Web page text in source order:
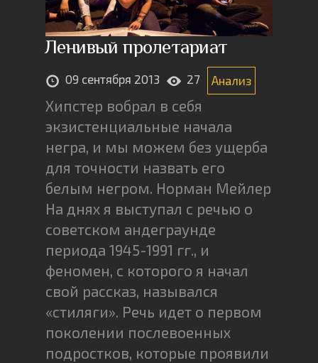
Ленивый пролетариат
09 сентября 2013 27 Анализ
Хипстер вобрал в себя
экзистенциальные начала
негра, и мы можем без ущерба
для точности назвать его
белым негром. Норман Мейлер
На днях я выступал с речью о
советском андеграунде
периода 1945-1991 гг., и
феномен, с которого я начал
свой рассказ, назывался
«стиляги». Речь идет о первом
поколении послевоенных
подростков, которые проявили